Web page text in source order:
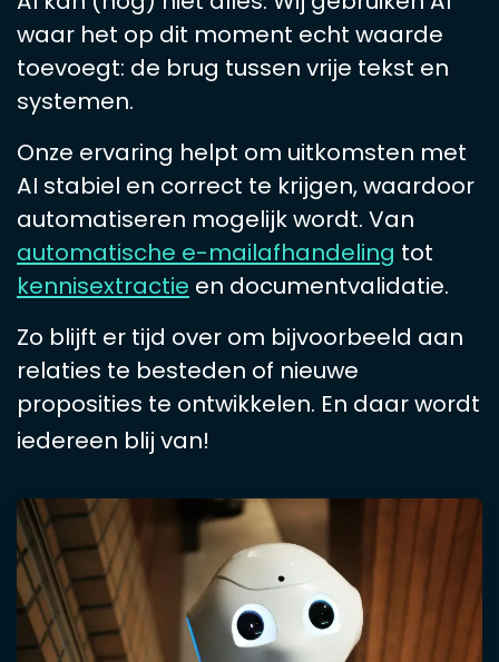
waar het op dit moment echt waarde
toevoegt: de brug tussen vrije tekst en
systemen.
Onze ervaring helpt om uitkomsten met
AI stabiel en correct te krijgen, waardoor
automatiseren mogelijk wordt. Van
automatische e-mailafhandeling tot
kennisextractie en documentvalidatie.
Zo blijft er tijd over om bijvoorbeeld aan
relaties te besteden of nieuwe
proposities te ontwikkelen. En daar wordt
iedereen blij van!